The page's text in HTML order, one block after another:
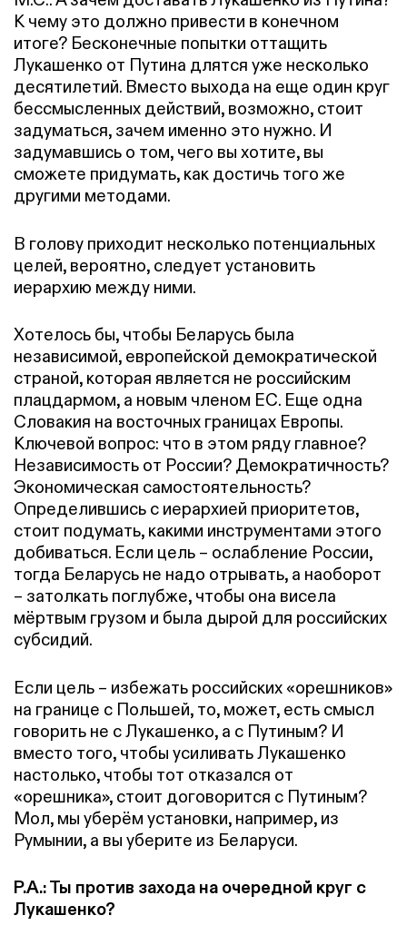
К чему это должно привести в конечном
итоге? Бесконечные попытки оттащить
Лукашенко от Путина длятся уже несколько
десятилетий. Вместо выхода на еще один круг
бессмысленных действий, возможно, стоит
задуматься, зачем именно это нужно. И
задумавшись о том, чего вы хотите, вы
сможете придумать, как достичь того же
другими методами.
В голову приходит несколько потенциальных
целей, вероятно, следует установить
иерархию между ними.
Хотелось бы, чтобы Беларусь была
независимой, европейской демократической
страной, которая является не российским
плацдармом, а новым членом ЕС. Еще одна
Словакия на восточных границах Европы.
Ключевой вопрос: что в этом ряду главное?
Независимость от России? Демократичность?
Экономическая самостоятельность?
Определившись с иерархией приоритетов,
стоит подумать, какими инструментами этого
добиваться. Если цель – ослабление России,
тогда Беларусь не надо отрывать, а наоборот
– затолкать поглубже, чтобы она висела
мёртвым грузом и была дырой для российских
субсидий.
Если цель – избежать российских «орешников»
на границе с Польшей, то, может, есть смысл
говорить не с Лукашенко, а с Путиным? И
вместо того, чтобы усиливать Лукашенко
настолько, чтобы тот отказался от
«орешника», стоит договорится с Путиным?
Мол, мы уберём установки, например, из
Румынии, а вы уберите из Беларуси.
Р.А.: Ты против захода на очередной круг с
Лукашенко?